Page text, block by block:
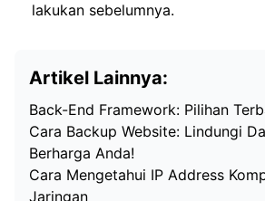
lakukan sebelumnya.
Artikel Lainnya:
Back-End Framework: Pilihan
Cara Backup Website: Lindungi
Berharga Anda!
Cara Mengetahui IP Address
Jaringan